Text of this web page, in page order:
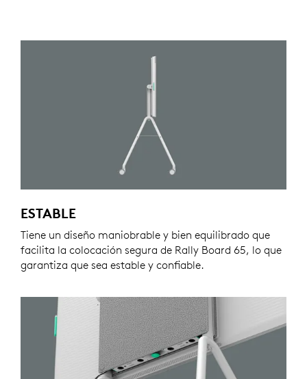
ESTABLE
Tiene un diseño maniobrable y bien equilibrado que
facilita la colocación segura de Rally Board 65, lo que
garantiza que sea estable y confiable.